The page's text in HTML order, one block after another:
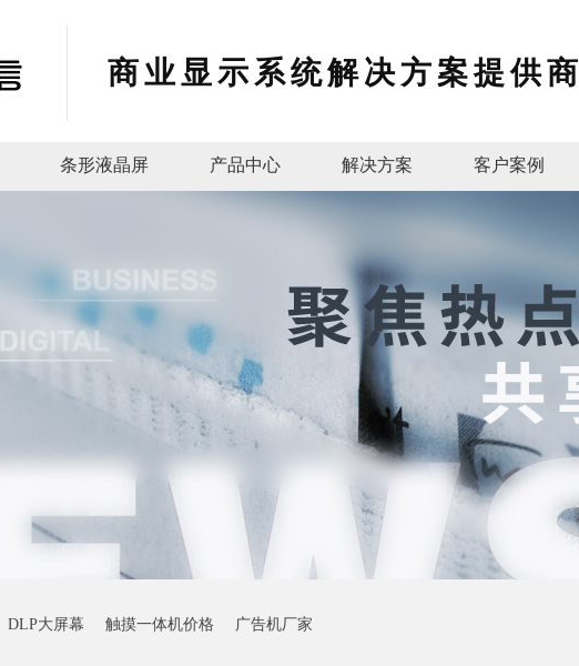
商业显示系统解决方案提供商
条形液晶屏 产品中心 解决方案 客户案例
DLP大屏幕 触摸一体机价格 广告机厂家